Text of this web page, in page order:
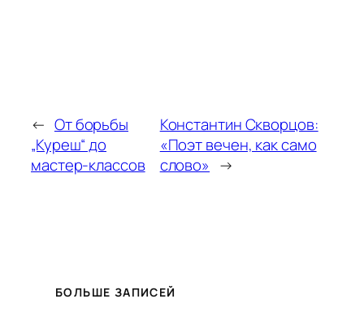
← От борьбы
„Куреш“ до
мастер-классов
Константин Скворцов:
«Поэт вечен, как само
слово» →
БОЛЬШЕ ЗАПИСЕЙ